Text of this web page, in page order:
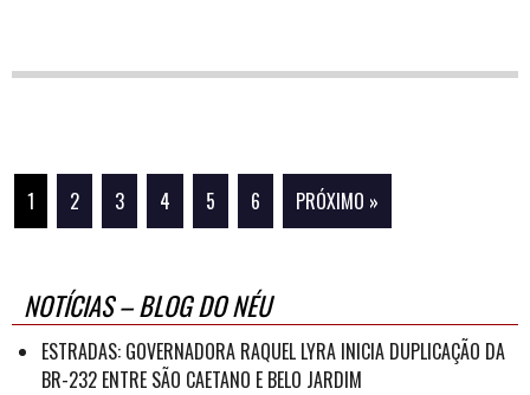
1 2 3 4 5 6 PRÓXIMO »
NOTÍCIAS – BLOG DO NÉU
ESTRADAS: GOVERNADORA RAQUEL LYRA INICIA DUPLICAÇÃO DA
BR-232 ENTRE SÃO CAETANO E BELO JARDIM